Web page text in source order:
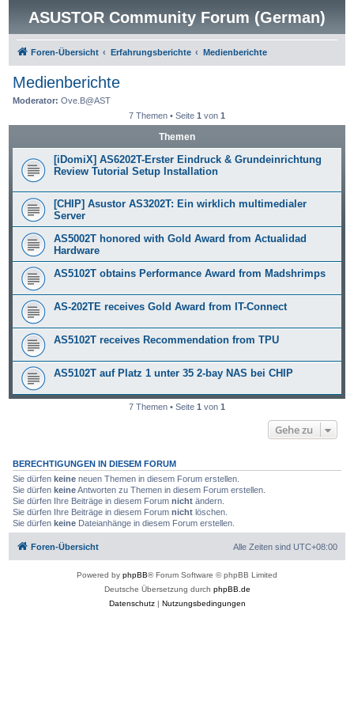
ASUSTOR Community Forum (German)
Foren-Übersicht Erfahrungsberichte Medienberichte
Medienberichte
Moderator: Ove.B@AST
7 Themen • Seite 1 von 1
Themen
[iDomiX] AS6202T-Erster Eindruck & Grundeinrichtung
Review Tutorial Setup Installation
[CHIP] Asustor AS3202T: Ein wirklich multimedialer
Server
AS5002T honored with Gold Award from Actualidad
Hardware
AS5102T obtains Performance Award from Madshrimps
AS-202TE receives Gold Award from IT-Connect
AS5102T receives Recommendation from TPU
AS5102T auf Platz 1 unter 35 2-bay NAS bei CHIP
7 Themen • Seite 1 von 1
Gehe zu
BERECHTIGUNGEN IN DIESEM FORUM
Sie dürfen keineneuen Themen in diesem Forum erstellen.
Sie dürfen keineAntworten zu Themen in diesem Forum erstellen.
Sie dürfen Ihre Beiträge in diesem Forum nichtändern.
Sie dürfen Ihre Beiträge in diesem Forum nichtlöschen.
Sie dürfen keineDateianhänge in diesem Forum erstellen.
Foren-Übersicht Alle Zeiten sind UTC+08:00
Powered by phpBB® Forum Software © phpBB Limited
Deutsche Übersetzung durch phpBB.de
Datenschutz| Nutzungsbedingungen